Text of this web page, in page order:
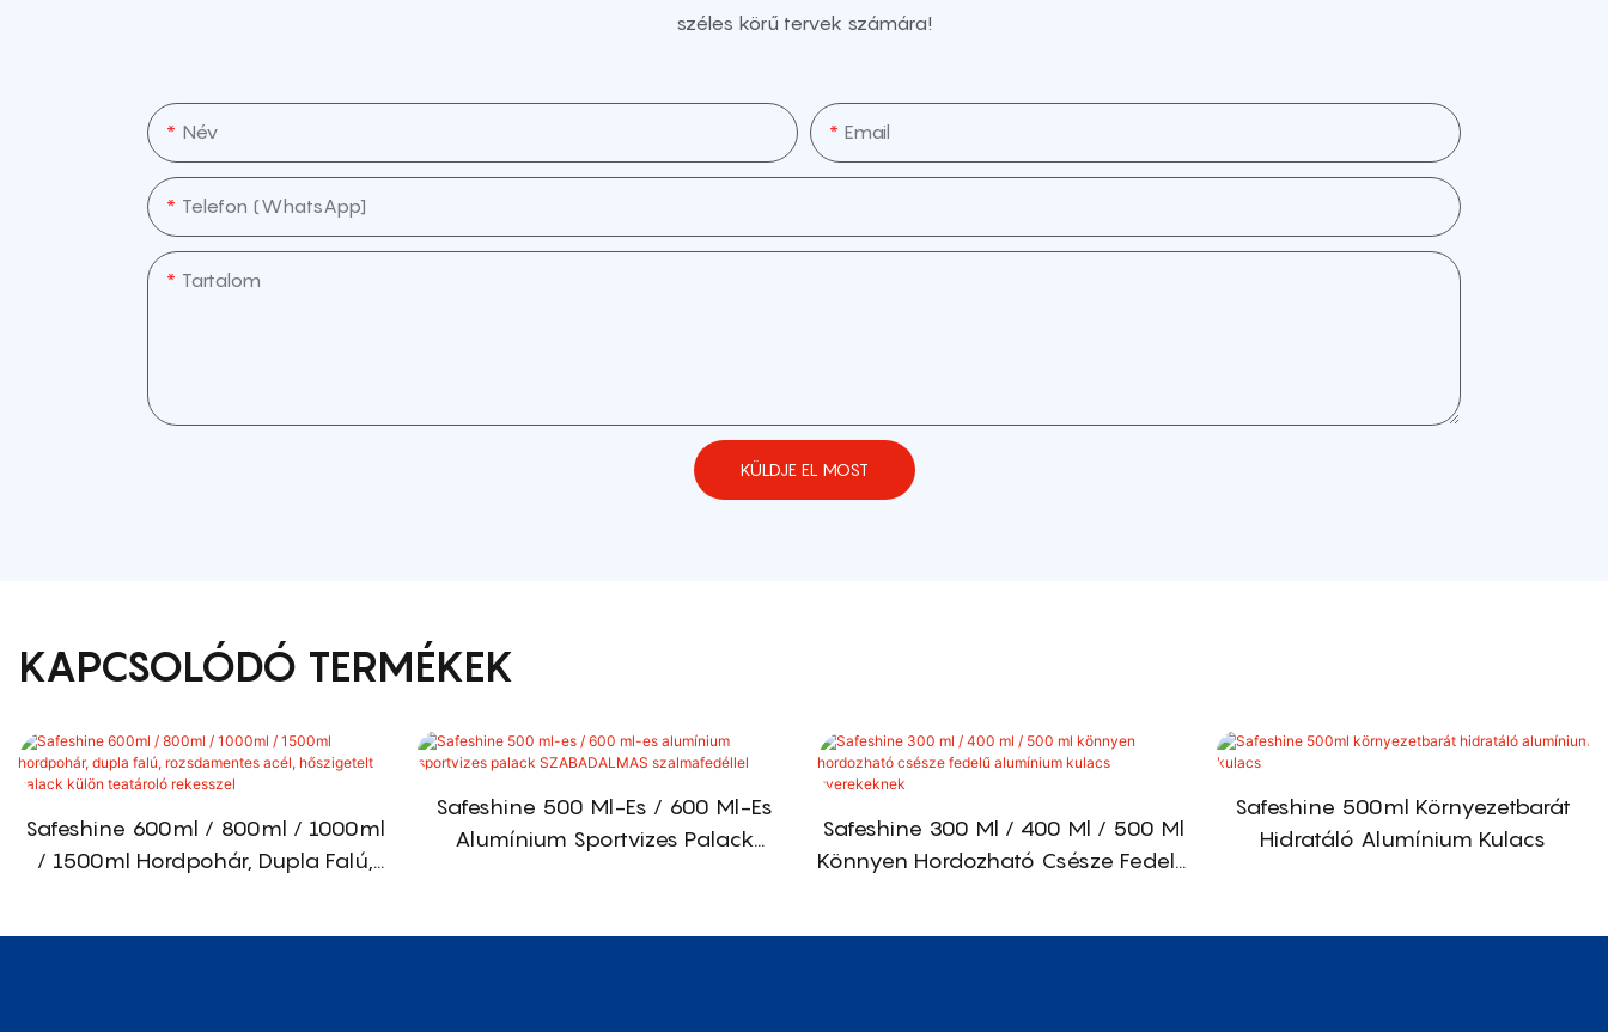
széles körű tervek számára!
Név Email
Telefon (WhatsApp]
Tartalom
KÜLDJE EL MOST
KAPCSOLÓDÓ TERMÉKEK
Safeshine 600ml / 800ml / 1000ml
/ 1500ml Hordpohár, Dupla Falú,
Safeshine 500 Ml-Es / 600 Ml-Es
Alumínium Sportvizes Palack
Safeshine 300 Ml / 400 Ml / 500 Ml
Könnyen Hordozható Csésze Fedelű
Safeshine 500ml Környezetbarát
Hidratáló Alumínium Kulacs